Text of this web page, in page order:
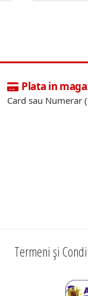
Plata in
Card sau Numerar
Termeni și